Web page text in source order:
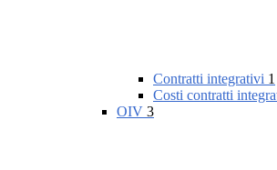
Contratti integrativi 1
Costi contratti
OIV 3